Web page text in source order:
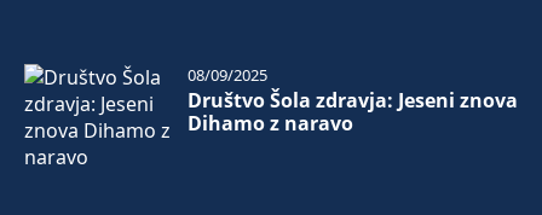
Društvo Šola zdravja: Jeseni znova
Dihamo z naravo
08/09/2025